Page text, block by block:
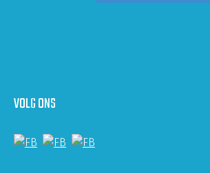
VOLG ONS